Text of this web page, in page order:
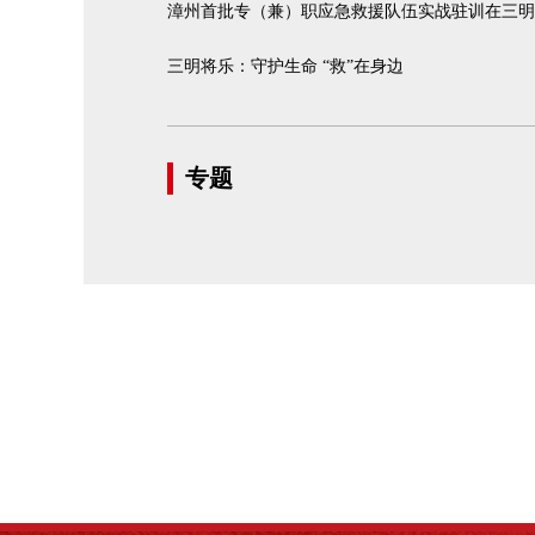
漳州首批专（兼）职应急救援队伍实战驻训在三
三明将乐：守护生命 “救”在身边
专题